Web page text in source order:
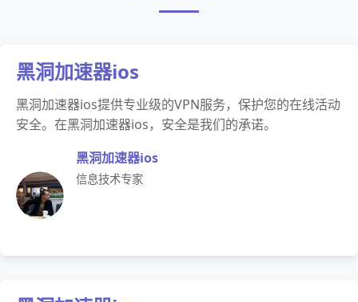
黑洞加速器ios
黑洞加速器ios提供专业级的VPN服务，保护您的在线活动
安全。在黑洞加速器ios，安全是我们的承诺。
黑洞加速器ios
信息技术专家